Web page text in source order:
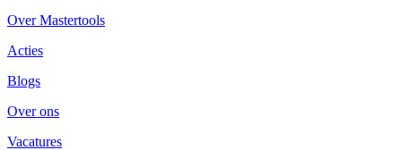
Over Mastertools
Acties
Blogs
Over ons
Vacatures